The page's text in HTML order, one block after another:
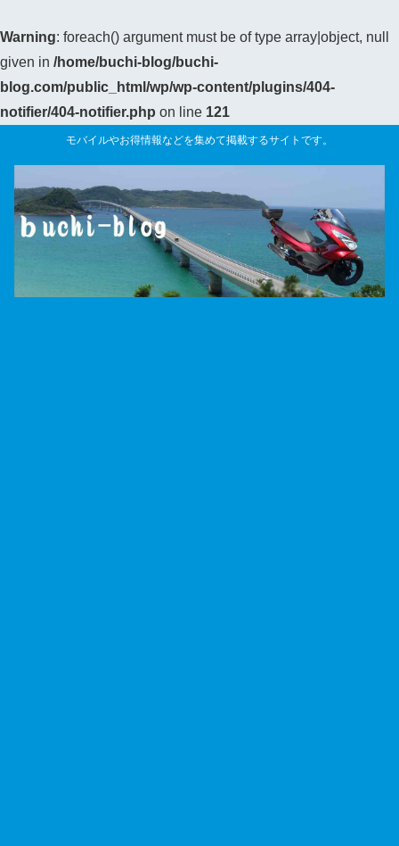
Warning: foreach() argument must be of type array|object, null
given in /home/buchi-blog/buchi-
blog.com/public_html/wp/wp-content/plugins/404-
notifier/404-notifier.php on line 121
モバイルやお得情報などを集めて掲載するサイトです。